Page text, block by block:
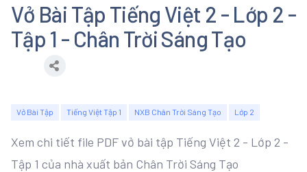
Vở Bài Tập Tiếng Việt 2 - Lớp 2 -
Tập 1 - Chân Trời Sáng Tạo
Vở Bài Tập Tiếng Việt Tập 1 NXB Chân Trời Sáng Tạo Lớp 2
Xem chi tiết file PDF vở bài tập Tiếng Việt 2 - Lớp 2 -
Tập 1 của nhà xuất bản Chân Trời Sáng Tạo